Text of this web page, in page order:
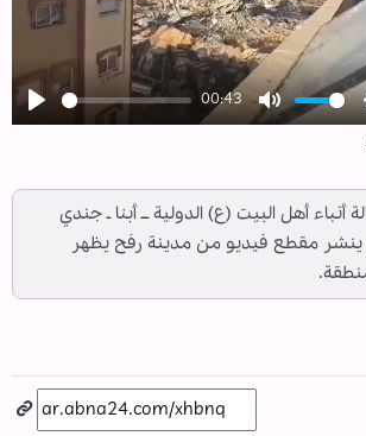
Play
00:43
Mute
أنباء أهل البيت (ع) الدولية ــ أبنا ـ جندي
مقطع فيديو من مدينة رفح یظهر